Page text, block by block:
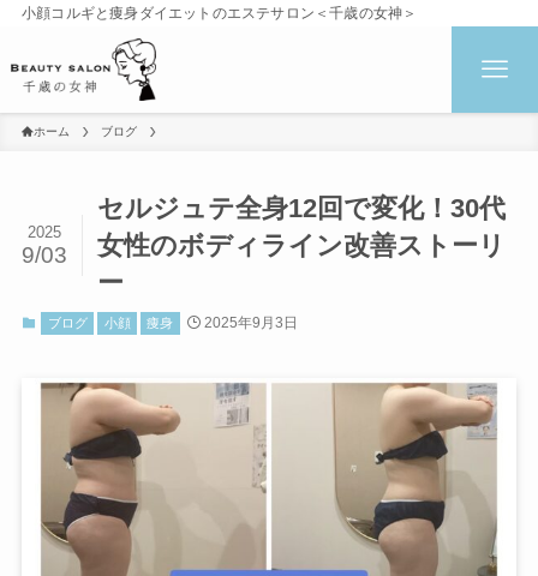
小顔コルギと痩身ダイエットのエステサロン＜千歳の女神＞
ホーム ブログ
セルジュテ全身12回で変化！30代
女性のボディライン改善ストーリ
ー
2025
9/03
ブログ 小顔 痩身 2025年9月3日